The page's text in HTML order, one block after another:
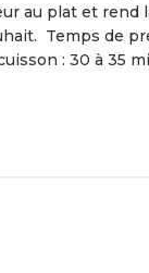
au plat et rend
Temps de
: 30 à 35